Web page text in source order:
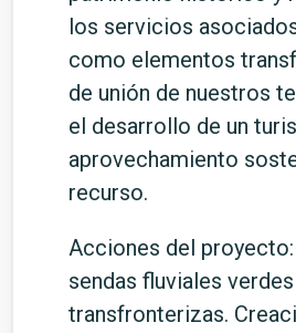
los servicios
como elementos
de unión de nuestros
el desarrollo de un
aprovechamiento
recurso.
Acciones del
sendas fluviales verdes
transfronterizas.